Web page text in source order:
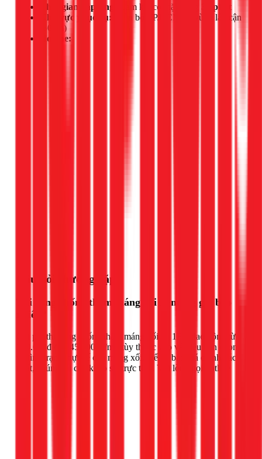
Thời gian đáp ứng:
Cam kết có mặt trong
30 phút
Khu vực phục vụ:
Toàn bộ TP.HCM và vùng lân cận
(50km)
Hotline:
Câu hỏi thường gặp
Thi công chống thấm máng xối xi măng giá bao
nhiêu?
Chi phí thi công chống thấm máng xối tại 1Fix dao động từ
250.000đ đến 450.000đ/m², tùy thuộc vào vật liệu bạn chọn
và tình trạng thực tế của máng xối. Để có báo giá chính xác
nhất, chúng tôi cần khảo sát trực tiếp. Vui lòng gọi hotline